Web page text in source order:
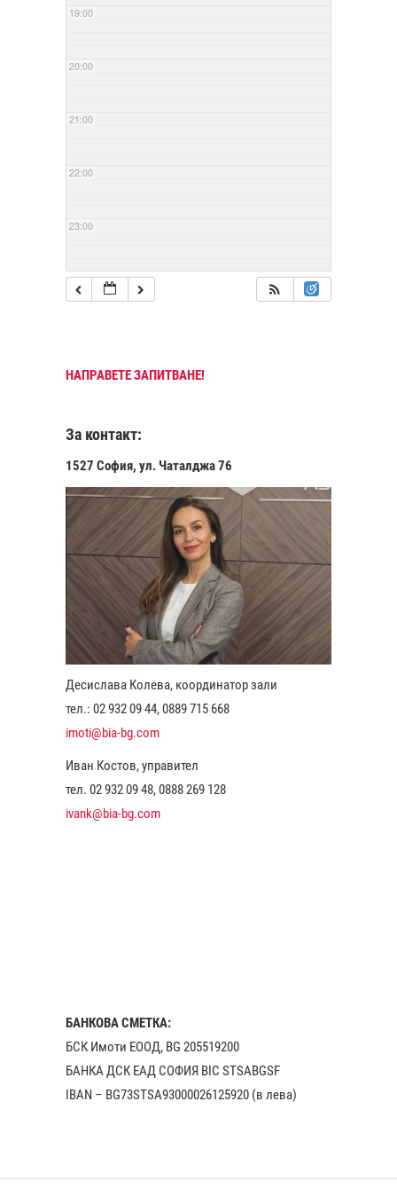
19:00
20:00
21:00
22:00
23:00
НАПРАВЕТЕ ЗАПИТВАНЕ!
За контакт:
1527 София, ул. Чаталджа 76
Десислава Колева, координатор зали
тел.: 02 932 09 44, 0889 715 668
imoti@bia-bg.com
Иван Костов, управител
тел. 02 932 09 48, 0888 269 128
ivank@bia-bg.com
БАНКОВА СМЕТКА:
БСК Имоти ЕООД, BG 205519200
БАНКА ДСК EАД СОФИЯ BIC STSABGSF
IBAN – BG73STSA93000026125920 (в лева)